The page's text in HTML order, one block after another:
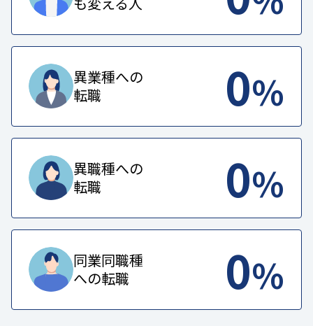
異業種への
転職
0%
異職種への
転職
0%
同業同職種
への転職
0%